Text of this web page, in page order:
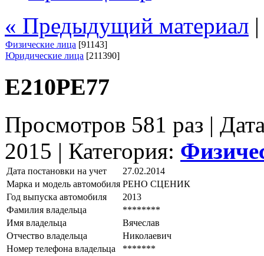
« Предыдущий материал
Физические лица [91143]
Юридические лица [211390]
Е210РЕ77
Просмотров 581 раз |
2015 | Категория:
Дата постановки на учет
27.02.2014
Марка и модель автомобиля РЕНО СЦЕНИК
Год выпуска автомобиля
2013
Фамилия владельца
********
Имя владельца
Вячеслав
Отчество владельца
Николаевич
Номер телефона владельца
*******